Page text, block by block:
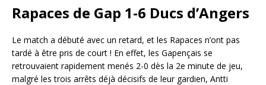
Rapaces de Gap 1-6 Ducs d’Angers
Le match a débuté avec un retard, et les Rapaces n’ont pas
tardé à être pris de court ! En effet, les Gapençais se
retrouvaient rapidement menés 2-0 dès la 2e minute de jeu,
malgré les trois arrêts déjà décisifs de leur gardien, Antti